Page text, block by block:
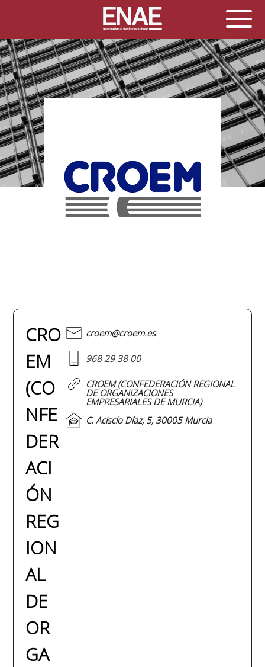
CRO
EM
(CO
NFE
DER
ACI
ÓN
REG
ION
AL
DE
OR
GA
croem@croem.es
968 29 38 00
CROEM (CONFEDERACIÓN REGIONAL
DE ORGANIZACIONES
EMPRESARIALES DE MURCIA)
C. Acisclo Díaz, 5, 30005 Murcia